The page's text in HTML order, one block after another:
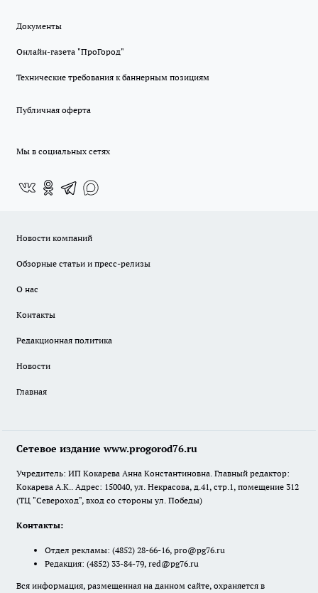
Документы
Онлайн-газета "ПроГород"
Технические требования к баннерным позициям
Публичная оферта
Мы в социальных сетях
Новости компаний
Обзорные статьи и пресс-релизы
О нас
Контакты
Редакционная политика
Новости
Главная
Сетевое издание www.progorod76.ru
Учредитель: ИП Кокарева Анна Константиновна. Главный редактор:
Кокарева А.К.. Адрес: 150040, ул. Некрасова, д.41, стр.1, помещение 312
(ТЦ "Североход", вход со стороны ул. Победы)
Контакты:
Отдел рекламы: (4852) 28-66-16, pro@pg76.ru
Редакция: (4852) 33-84-79, red@pg76.ru
Вся информация, размещенная на данном сайте, охраняется в